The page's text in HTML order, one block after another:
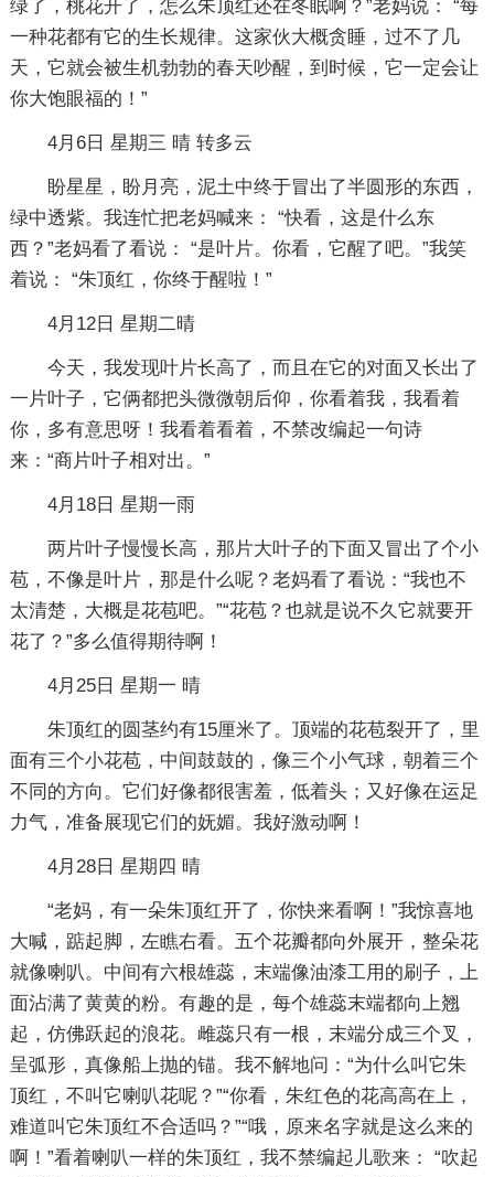
绿了，桃花开了，怎么朱顶红还在冬眠啊？”老妈说： “每
一种花都有它的生长规律。这家伙大概贪睡，过不了几
天，它就会被生机勃勃的春天吵醒，到时候，它一定会让
你大饱眼福的！”
4月6日 星期三 晴 转多云
盼星星，盼月亮，泥土中终于冒出了半圆形的东西，
绿中透紫。我连忙把老妈喊来： “快看，这是什么东
西？”老妈看了看说： “是叶片。你看，它醒了吧。”我笑
着说： “朱顶红，你终于醒啦！”
4月12日 星期二晴
今天，我发现叶片长高了，而且在它的对面又长出了
一片叶子，它俩都把头微微朝后仰，你看着我，我看着
你，多有意思呀！我看着看着，不禁改编起一句诗
来：“商片叶子相对出。”
4月18日 星期一雨
两片叶子慢慢长高，那片大叶子的下面又冒出了个小
苞，不像是叶片，那是什么呢？老妈看了看说：“我也不
太清楚，大概是花苞吧。”“花苞？也就是说不久它就要开
花了？”多么值得期待啊！
4月25日 星期一 晴
朱顶红的圆茎约有15厘米了。顶端的花苞裂开了，里
面有三个小花苞，中间鼓鼓的，像三个小气球，朝着三个
不同的方向。它们好像都很害羞，低着头；又好像在运足
力气，准备展现它们的妩媚。我好激动啊！
4月28日 星期四 晴
“老妈，有一朵朱顶红开了，你快来看啊！”我惊喜地
大喊，踮起脚，左瞧右看。五个花瓣都向外展开，整朵花
就像喇叭。中间有六根雄蕊，末端像油漆工用的刷子，上
面沾满了黄黄的粉。有趣的是，每个雄蕊末端都向上翘
起，仿佛跃起的浪花。雌蕊只有一根，末端分成三个叉，
呈弧形，真像船上抛的锚。我不解地问：“为什么叫它朱
顶红，不叫它喇叭花呢？”“你看，朱红色的花高高在上，
难道叫它朱顶红不合适吗？”“哦，原来名字就是这么来的
啊！”看着喇叭一样的朱顶红，我不禁编起儿歌来： “吹起